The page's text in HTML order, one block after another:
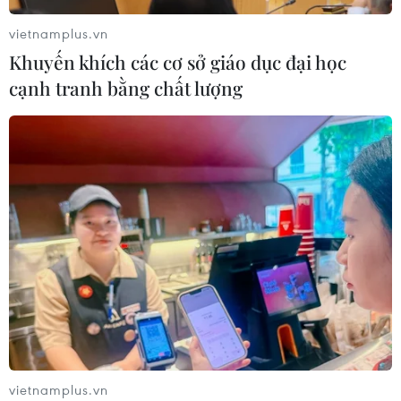
VNPT-VRG và cái “bắt tay” chiến
lược của để xây mô hình khu công
nghiệp công nghệ số
Doanh thu của Apple tại Ấn Độ lần
đầu vượt 10 tỷ USD
05/08/2026 00:53
Mexico đứng thứ hai thế giới về xuất
khẩu sản phẩm phục vụ AI
05/08/2026 00:11
vietnamplus.vn
Khuyến khích các cơ sở giáo dục đại học
cạnh tranh bằng chất lượng
vietnamplus.vn